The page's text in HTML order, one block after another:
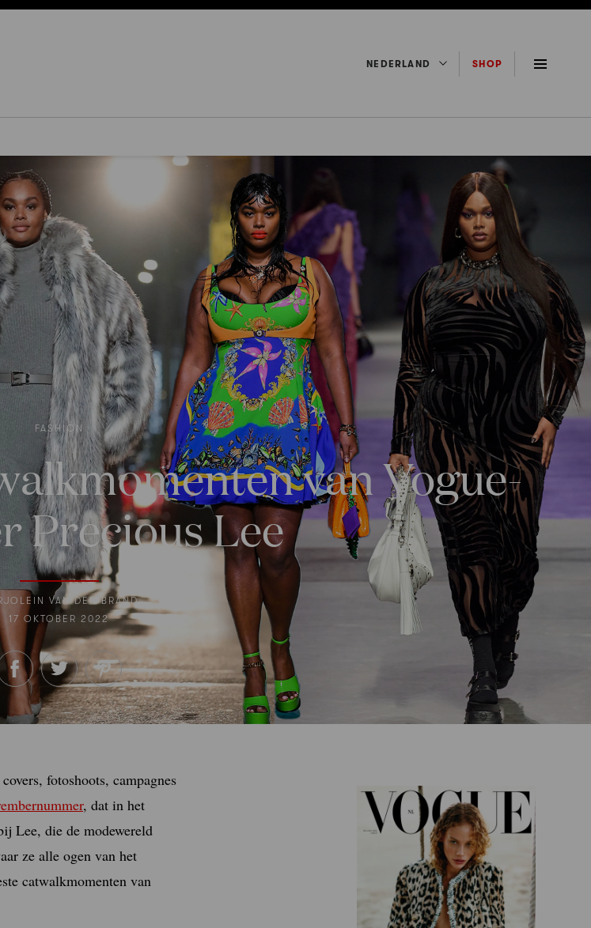
NEDERLAND SHOP
FASHION
van Vogue-
Precious Lee
VAN DEN BRAND
17 OKTOBER 2022
fotoshoots, campagnes
, dat in het
Lee, die de modewereld
ze alle ogen van het
catwalkmomenten van